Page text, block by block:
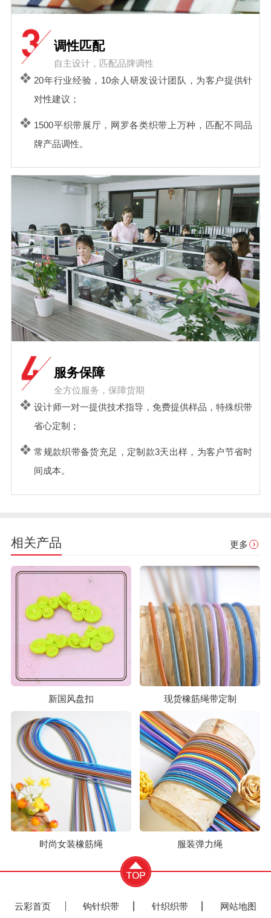
调性匹配
自主设计，匹配品牌调性
20年行业经验，10余人研发设计团队，为客户提供针
对性建议；
1500平织带展厅，网罗各类织带上万种，匹配不同品
牌产品调性。
服务保障
全方位服务，保障货期
设计师一对一提供技术指导，免费提供样品，特殊织带
省心定制；
常规款织带备货充足，定制款3天出样，为客户节省时
间成本。
相关产品 更多
新国风盘扣 现货橡筋绳带定制
时尚女装橡筋绳 服装弹力绳
云彩首页 钩针织带 针织织带 网站地图